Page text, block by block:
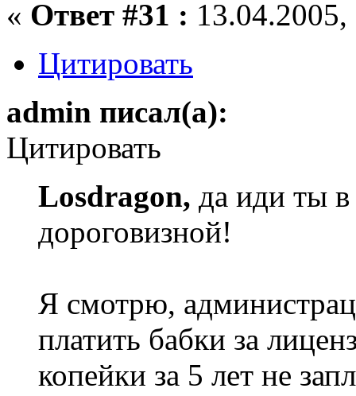
« Ответ #31 :
Цитировать
admin писал(а):
Цитировать
Losdragon, да иди ты в
дороговизной!
Я смотрю,
платить бабки за
копейки за 5 лет не